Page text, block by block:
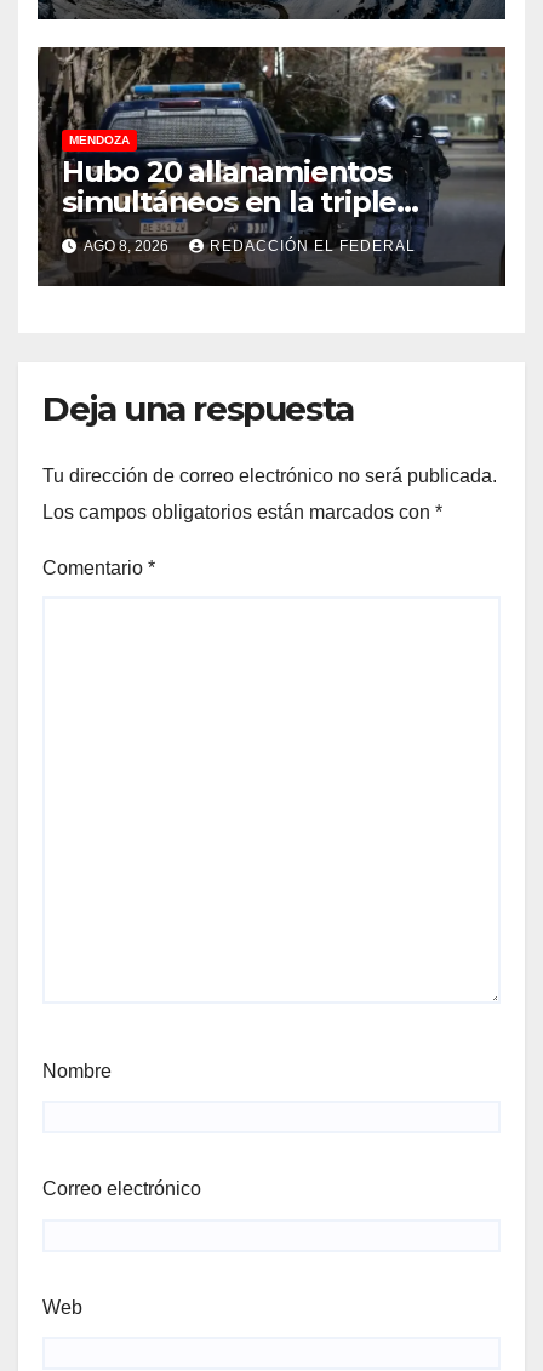
millonarias
MENDOZA
Hubo 20 allanamientos
simultáneos en la triple
frontera de Luján, Maipú y
Godoy Cruz
AGO 8, 2026 REDACCIÓN EL FEDERAL
Deja una respuesta
Tu dirección de correo electrónico no será publicada.
Los campos obligatorios están marcados con *
Comentario *
Nombre
Correo electrónico
Web